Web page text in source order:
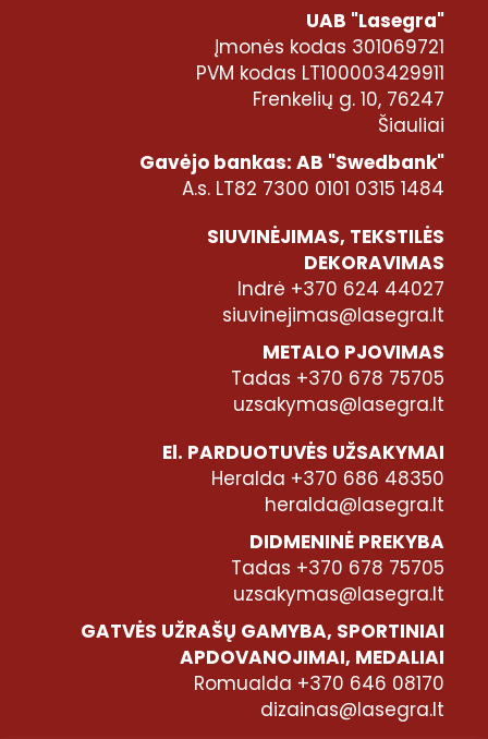
UAB "Lasegra"
Įmonės kodas 301069721
PVM kodas LT100003429911
Frenkelių g. 10, 76247
Šiauliai
Gavėjo bankas: AB "Swedbank"
A.s. LT82 7300 0101 0315 1484
SIUVINĖJIMAS, TEKSTILĖS
DEKORAVIMAS
Indrė +370 624 44027
siuvinejimas@lasegra.lt
METALO PJOVIMAS
Tadas +370 678 75705
uzsakymas@lasegra.lt
El. PARDUOTUVĖS UŽSAKYMAI
Heralda +370 686 48350
heralda@lasegra.lt
DIDMENINĖ PREKYBA
Tadas +370 678 75705
uzsakymas@lasegra.lt
GATVĖS UŽRAŠŲ GAMYBA, SPORTINIAI
APDOVANOJIMAI, MEDALIAI
Romualda +370 646 08170
dizainas@lasegra.lt